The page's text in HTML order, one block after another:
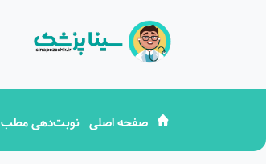
صفحه اصلی نوبت‌دهی مطب